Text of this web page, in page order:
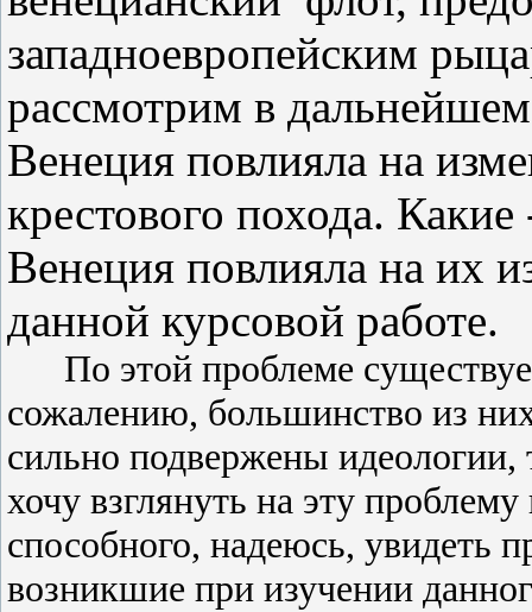
западноевропейским
рассмотрим в
Венеция повлияла на
крестового похода.
Венеция повлияла на их
данной курсовой работе.
По этой проблеме
сожалению, большинство из
сильно подвержены идеологии,
хочу взглянуть на эту
способного, надеюсь, увидеть
возникшие при изучении